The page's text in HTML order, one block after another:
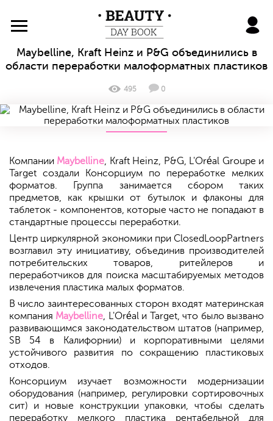
BeautyDayBook
Maybelline, Kraft Heinz и P&G объединились в
области переработки малоформатных пластиков
495 0
Компании Maybelline, Kraft Heinz, P&G, L'Oréal Groupe и
Target создали Консорциум по переработке мелких
форматов. Группа занимается сбором таких
предметов, как крышки от бутылок и флаконы для
таблеток - компонентов, которые часто не попадают в
стандартные процессы переработки.
Центр циркулярной экономики при ClosedLoopPartners
возглавил эту инициативу, объединив производителей
потребительских товаров, ритейлеров и
переработчиков для поиска масштабируемых методов
извлечения пластика малых форматов.
В число заинтересованных сторон входят материнская
компания Maybelline, L'Oréal и Target, что было вызвано
развивающимся законодательством штатов (например,
SB 54 в Калифорнии) и корпоративными целями
устойчивого развития по сокращению пластиковых
отходов.
Консорциум изучает возможности модернизации
оборудования (например, регулировки сортировочных
сит) и новые конструкции упаковки, чтобы сделать
переработку мелкого пластика рентабельной для